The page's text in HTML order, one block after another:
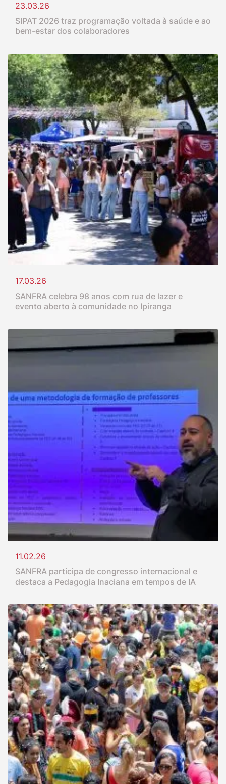
23.03.26
SIPAT 2026 traz programação voltada à saúde e ao
bem-estar dos colaboradores
17.03.26
SANFRA celebra 98 anos com rua de lazer e
evento aberto à comunidade no Ipiranga
11.02.26
SANFRA participa de congresso internacional e
destaca a Pedagogia Inaciana em tempos de IA